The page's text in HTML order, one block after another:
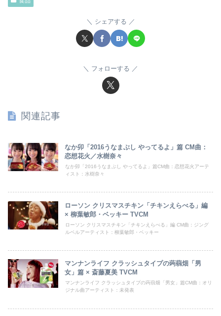
シェアする
フォローする
関連記事
なか卯「2016うなまぶし やってるよ」篇 CM曲：
恋想花火／水樹奈々
なか卯「2016うなまぶし やってるよ」篇CM曲：恋想花火アーテ
ィスト：水樹奈々
ローソン クリスマスチキン「チキンえらべる」編
× 柳葉敏郎・ベッキー TVCM
ローソン クリスマスチキン「チキンえらべる」編 CM曲：ジング
ルベルアーティスト：柳葉敏郎・ベッキー
マンナンライフ クラッシュタイプの蒟蒻畑「男
女」篇 × 斎藤夏美 TVCM
マンナンライフ クラッシュタイプの蒟蒻畑「男女」篇CM曲：オリ
ジナル曲アーティスト：未発表